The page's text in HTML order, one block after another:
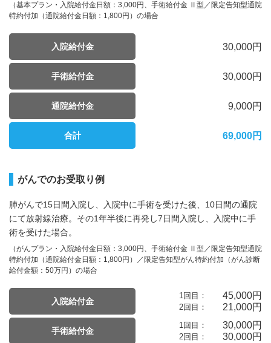
（基本プラン・入院給付金日額：3,000円、手術給付金 Ⅱ型／限定告知型通院
特約付加（通院給付金日額：1,800円）の場合
入院給付金 30,000円
手術給付金 30,000円
通院給付金 9,000円
合計 69,000円
がんでのお受取り例
肺がんで15日間入院し、入院中に手術を受けた後、 10日間の通院
にて放射線治療。その1年半後に再発し7日間入院し、入院中に手
術を受けた場合。
（がんプラン・入院給付金日額：3,000円、手術給付金 Ⅱ型／限定告知型通院
特約付加（通院給付金日額：1,800円）／限定告知型がん特約付加（がん診断
給付金額：50万円）の場合
入院給付金
1回目： 45,000円
2回目： 21,000円
手術給付金
1回目： 30,000円
2回目： 30,000円